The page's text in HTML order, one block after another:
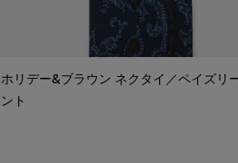
ホリデー&ブラウン ネクタイ／ペイズリ
ント